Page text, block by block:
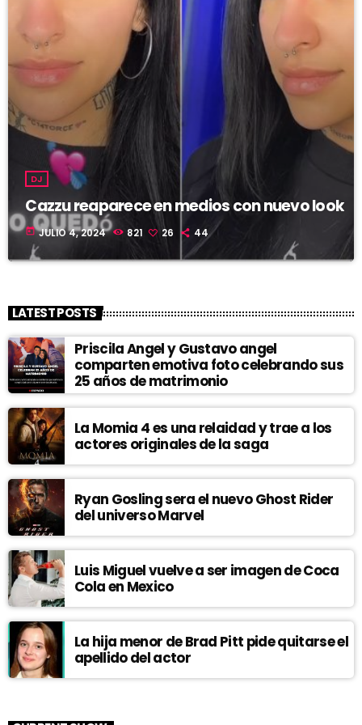
DJ
Cazzu reaparece en medios con nuevo look
today JULIO 4, 2024 821 26 44
LATEST POSTS
Priscila Angel y Gustavo angel
comparten emotiva foto celebrando sus
25 años de matrimonio
La Momia 4 es una relaidad y trae a los
actores originales de la saga
Ryan Gosling sera el nuevo Ghost Rider
del universo Marvel
Luis Miguel vuelve a ser imagen de Coca
Cola en Mexico
La hija menor de Brad Pitt pide quitarse el
apellido del actor